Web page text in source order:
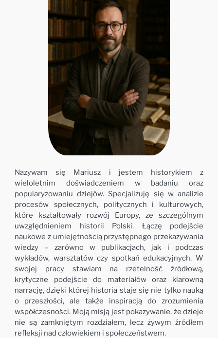
Nazywam się Mariusz i jestem historykiem z
wieloletnim doświadczeniem w badaniu oraz
popularyzowaniu dziejów. Specjalizuję się w analizie
procesów społecznych, politycznych i kulturowych,
które kształtowały rozwój Europy, ze szczególnym
uwzględnieniem historii Polski. Łączę podejście
naukowe z umiejętnością przystępnego przekazywania
wiedzy – zarówno w publikacjach, jak i podczas
wykładów, warsztatów czy spotkań edukacyjnych. W
swojej pracy stawiam na rzetelność źródłową,
krytyczne podejście do materiałów oraz klarowną
narrację, dzięki której historia staje się nie tylko nauką
o przeszłości, ale także inspiracją do zrozumienia
współczesności. Moją misją jest pokazywanie, że dzieje
nie są zamkniętym rozdziałem, lecz żywym źródłem
refleksji nad człowiekiem i społeczeństwem.